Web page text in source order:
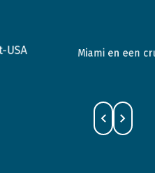
USA
2017 Florida
Miami en een